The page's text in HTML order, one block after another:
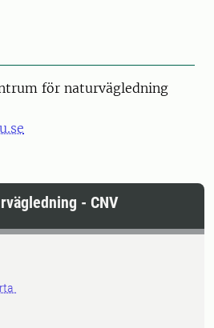
för naturvägledning
- CNV